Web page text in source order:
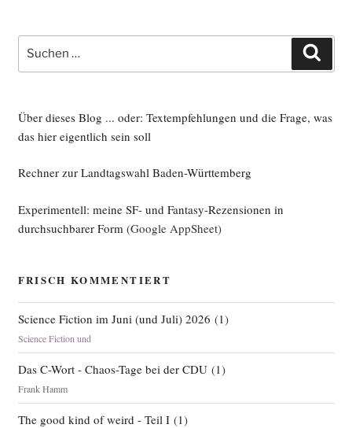
tags­
wahl
Würt­
tem­
steht“
Suche
nach:
Über dieses Blog ... oder: Textempfehlungen und die Frage, was
das hier eigentlich sein soll
Rechner zur Landtagswahl Baden-Württemberg
Experimentell: meine SF- und Fantasy-Rezensionen in
durchsuchbarer Form (Google AppSheet)
FRISCH KOMMENTIERT
Science Fiction im Juni (und Juli) 2026 (1)
Science Fiction und
Das C-Wort - Chaos-Tage bei der CDU(1)
Frank Hamm
The good kind of weird - Teil I(1)